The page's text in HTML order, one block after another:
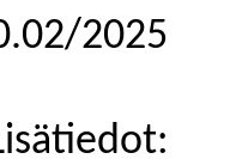
2025